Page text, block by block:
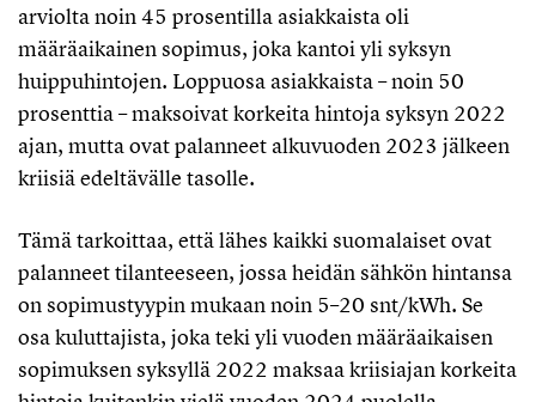
arviolta noin 45 prosentilla asiakkaista oli
määräaikainen sopimus, joka kantoi yli syksyn
huippuhintojen. Loppuosa asiakkaista – noin 50
prosenttia – maksoivat korkeita hintoja syksyn 2022
ajan, mutta ovat palanneet alkuvuoden 2023 jälkeen
kriisiä edeltävälle tasolle.
Tämä tarkoittaa, että lähes kaikki suomalaiset ovat
palanneet tilanteeseen, jossa heidän sähkön hintansa
on sopimustyypin mukaan noin 5–20 snt/kWh. Se
osa kuluttajista, joka teki yli vuoden määräaikaisen
sopimuksen syksyllä 2022 maksaa kriisiajan korkeita